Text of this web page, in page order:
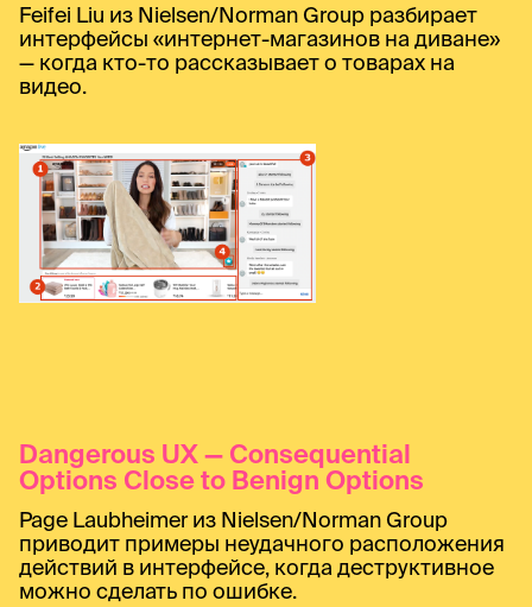
Feifei Liu из Nielsen/Norman Group разбирает
интерфейсы «интернет-магазинов на диване»
— когда кто-то рассказывает о товарах на
видео.
Dangerous UX — Consequential
Options Close to Benign Options
Page Laubheimer из Nielsen/Norman Group
приводит примеры неудачного расположения
действий в интерфейсе, когда деструктивное
можно сделать по ошибке.